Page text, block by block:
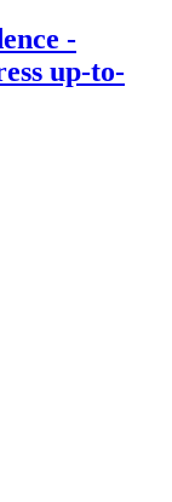
-
up-to-